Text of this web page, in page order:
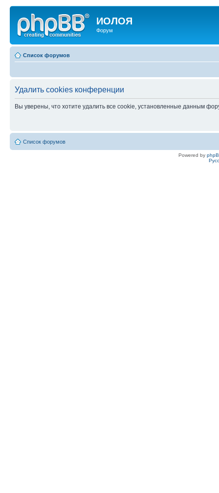
ИОЛОЯ
Форум
Список форумов
Удалить cookies конференции
Вы уверены, что хотите удалить все cookie, установленные данным
Список форумов
Powered by